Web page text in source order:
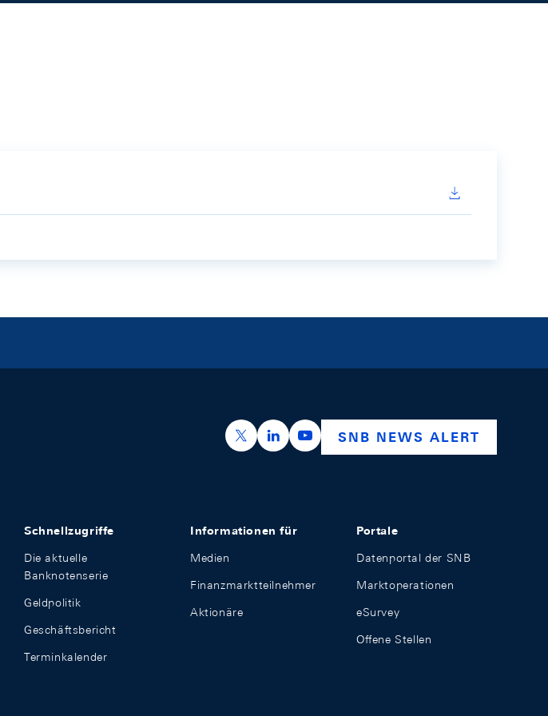
https://x.com/snb_bns
https://ch.linkedin.com/company/swiss-
https://www.youtube.com/
SNB NEWS ALERT
Schnellzugriffe
Die aktuelle
Banknotenserie
Geldpolitik
Geschäftsbericht
Terminkalender
Informationen für
Medien
Finanzmarktteilnehmer
Aktionäre
Portale
Datenportal der SNB
Marktoperationen
eSurvey
Offene Stellen